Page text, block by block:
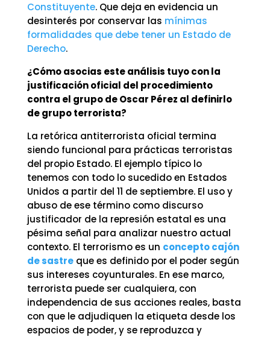
Constituyente. Que deja en evidencia un
desinterés por conservar las mínimas
formalidades que debe tener un Estado de
Derecho.
¿Cómo asocias este análisis tuyo con la
justificación oficial del procedimiento
contra el grupo de Oscar Pérez al definirlo
de grupo terrorista?
La retórica antiterrorista oficial termina
siendo funcional para prácticas terroristas
del propio Estado. El ejemplo típico lo
tenemos con todo lo sucedido en Estados
Unidos a partir del 11 de septiembre. El uso y
abuso de ese término como discurso
justificador de la represión estatal es una
pésima señal para analizar nuestro actual
contexto. El terrorismo es un concepto cajón
de sastreque es definido por el poder según
sus intereses coyunturales. En ese marco,
terrorista puede ser cualquiera, con
independencia de sus acciones reales, basta
con que le adjudiquen la etiqueta desde los
espacios de poder, y se reproduzca y